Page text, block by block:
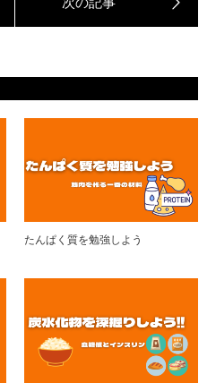
たんぱく質を勉強しよう